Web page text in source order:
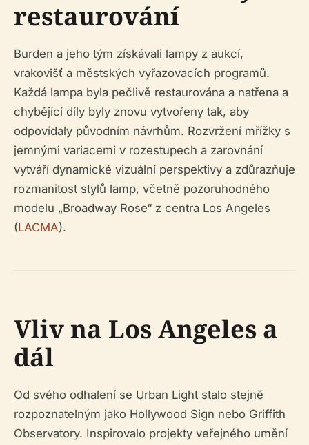
restaurování
Burden a jeho tým získávali lampy z aukcí,
vrakovišť a městských vyřazovacích programů.
Každá lampa byla pečlivě restaurována a natřena a
chybějící díly byly znovu vytvořeny tak, aby
odpovídaly původním návrhům. Rozvržení mřížky s
jemnými variacemi v rozestupech a zarovnání
vytváří dynamické vizuální perspektivy a zdůrazňuje
rozmanitost stylů lamp, včetně pozoruhodného
modelu „Broadway Rose“ z centra Los Angeles
(LACMA).
Vliv na Los Angeles a
dál
Od svého odhalení se Urban Light stalo stejně
rozpoznatelným jako Hollywood Sign nebo Griffith
Observatory. Inspirovalo projekty veřejného umění